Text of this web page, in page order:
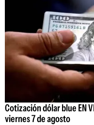
Cotización dólar blue EN
viernes 7 de agosto